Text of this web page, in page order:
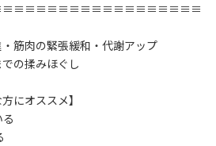
筋肉の緊張緩和・代謝アップ
の揉みほぐし
にオススメ】